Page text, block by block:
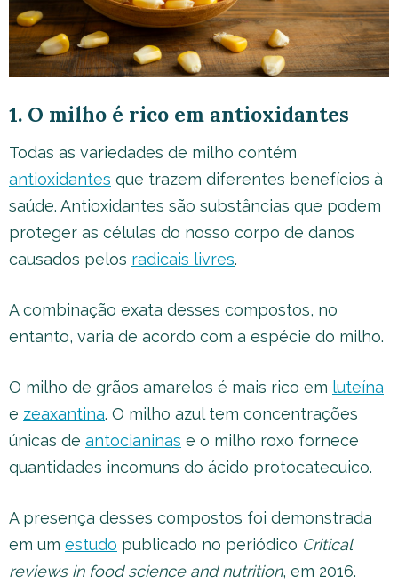
1. O milho é rico em antioxidantes
Todas as variedades de milho contém
antioxidantes que trazem diferentes benefícios à
saúde. Antioxidantes são substâncias que podem
proteger as células do nosso corpo de danos
causados pelos radicais livres.
A combinação exata desses compostos, no
entanto, varia de acordo com a espécie do milho.
O milho de grãos amarelos é mais rico em luteína
e zeaxantina. O milho azul tem concentrações
únicas de antocianinas e o milho roxo fornece
quantidades incomuns do ácido protocatecuico.
A presença desses compostos foi demonstrada
em um estudo publicado no periódico Critical
reviews in food science and nutrition, em 2016.